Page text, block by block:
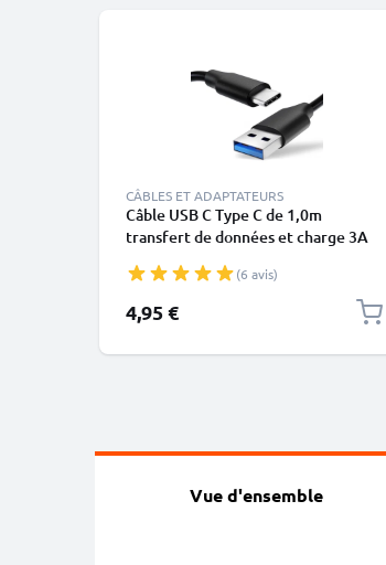
CÂBLES ET ADAPTATEURS
Câble USB C Type C de 1,0m
transfert de données et charge 3A
(6 avis)
4,95 €
Vue d'ensemble